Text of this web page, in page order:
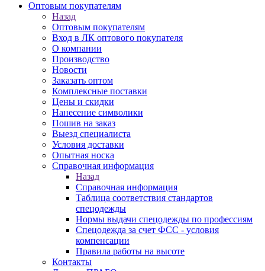
Оптовым покупателям
Назад
Оптовым покупателям
Вход в ЛК оптового покупателя
О компании
Производство
Новости
Заказать оптом
Комплексные поставки
Цены и скидки
Нанесение символики
Пошив на заказ
Выезд специалиста
Условия доставки
Опытная носка
Справочная информация
Назад
Справочная информация
Таблица соответствия стандартов
спецодежды
Нормы выдачи спецодежды по профессиям
Спецодежда за счет ФСС - условия
компенсации
Правила работы на высоте
Контакты